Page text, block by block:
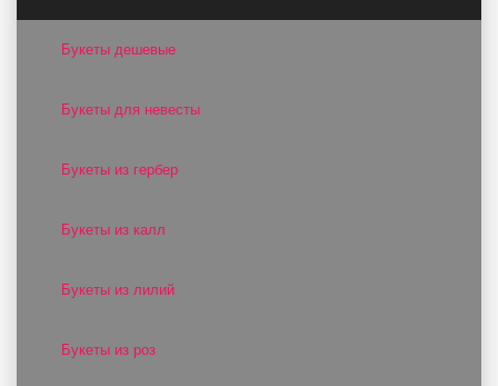
Букеты дешевые
Букеты для невесты
Букеты из гербер
Букеты из калл
Букеты из лилий
Букеты из роз